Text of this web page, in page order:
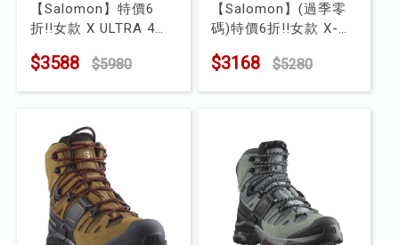
【Salomon】特價6
折!!女款 X ULTRA 4
型號 : L47455000
$3588 $5980
【Salomon】(過季零
碼)特價6折!!女款 X-
健野鞋
$3168 $5280